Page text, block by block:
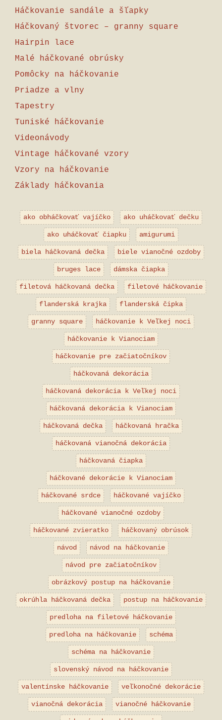
Háčkovanie sandále a šľapky
Háčkovaný štvorec – granny square
Hairpin lace
Malé háčkované obrúsky
Pomôcky na háčkovanie
Priadze a vlny
Tapestry
Tuniské háčkovanie
Videonávody
Vintage háčkované vzory
Vzory na háčkovanie
Základy háčkovania
ako obháčkovať vajíčko ako uháčkovať dečku
ako uháčkovať čiapku amigurumi
biela háčkovaná dečka biele vianočné ozdoby
bruges lace dámska čiapka
filetová háčkovaná dečka filetové háčkovanie
flanderská krajka flanderská čipka
granny square háčkovanie k Veľkej noci
háčkovanie k Vianociam
háčkovanie pre začiatočníkov
háčkovaná dekorácia
háčkovaná dekorácia k Veľkej noci
háčkovaná dekorácia k Vianociam
háčkovaná dečka háčkovaná hračka
háčkovaná vianočná dekorácia
háčkovaná čiapka
háčkované dekorácie k Vianociam
háčkované srdce háčkované vajíčko
háčkované vianočné ozdoby
háčkované zvieratko háčkovaný obrúsok
návod návod na háčkovanie
návod pre začiatočníkov
obrázkový postup na háčkovanie
okrúhla háčkovaná dečka postup na háčkovanie
predloha na filetové háčkovanie
predloha na háčkovanie schéma
schéma na háčkovanie
slovenský návod na háčkovanie
valentínske háčkovanie veľkonočné dekorácie
vianočná dekorácia vianočné háčkovanie